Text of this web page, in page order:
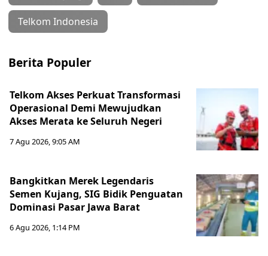
Telkom Indonesia
Berita Populer
Telkom Akses Perkuat Transformasi
Operasional Demi Mewujudkan
Akses Merata ke Seluruh Negeri
7 Agu 2026, 9:05 AM
Bangkitkan Merek Legendaris
Semen Kujang, SIG Bidik Penguatan
Dominasi Pasar Jawa Barat
6 Agu 2026, 1:14 PM